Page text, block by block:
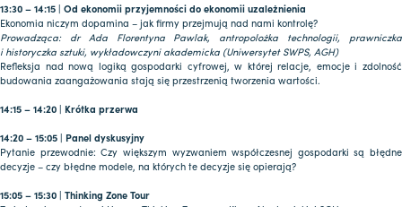
13:30 – 14:15 | Od ekonomii przyjemności do ekonomii uzależnienia
Ekonomia niczym dopamina – jak firmy przejmują nad nami kontrolę?
Prowadząca: dr Ada Florentyna Pawlak, antropolożka technologii, prawniczka
i historyczka sztuki, wykładowczyni akademicka (Uniwersytet SWPS, AGH)
Refleksja nad nową logiką gospodarki cyfrowej, w której relacje, emocje i zdolność
budowania zaangażowania stają się przestrzenią tworzenia wartości.
14:15 – 14:20 | Krótka przerwa
14:20 – 15:05 | Panel dyskusyjny
Pytanie przewodnie: Czy większym wyzwaniem współczesnej gospodarki są błędne
decyzje – czy błędne modele, na których te decyzje się opierają?
15:05 – 15:30 | Thinking Zone Tour